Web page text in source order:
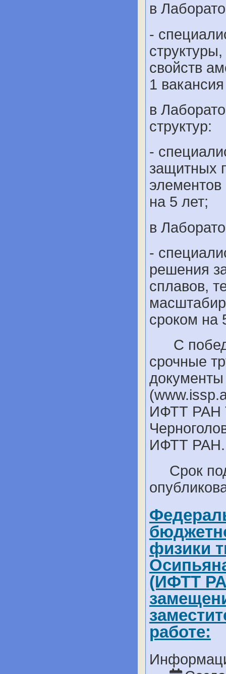
в
-
свойств
1
в
структур:
-
защитных
элементов
на 5 лет;
в
-
решения
сплавов,
сроком на
С
срочные
ИФТТ РАН
ИФТТ РАН.
Срок
физики
(ИФТТ
работе: